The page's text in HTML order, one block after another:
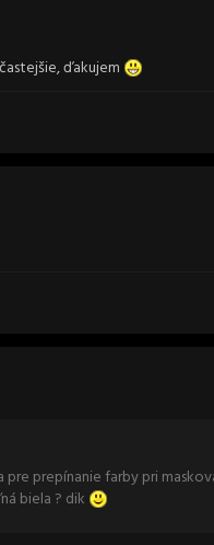
ďakujem
pre prepínanie farby pri
biela ? dik